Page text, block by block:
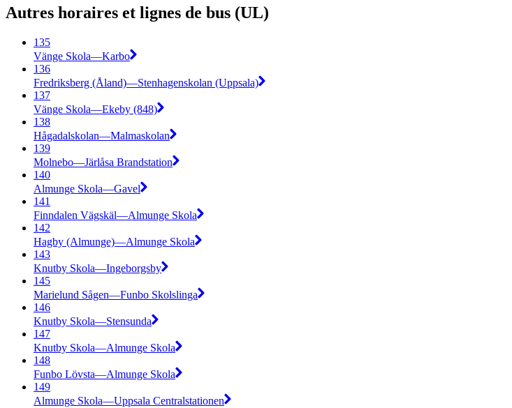
Autres horaires et lignes de bus (UL)
135
Vänge Skola—Karbo
136
Fredriksberg (Åland)—Stenhagenskolan (Uppsala)
137
Vänge Skola—Ekeby (848)
138
Hågadalskolan—Malmaskolan
139
Molnebo—Järlåsa Brandstation
140
Almunge Skola—Gavel
141
Finndalen Vägskäl—Almunge Skola
142
Hagby (Almunge)—Almunge Skola
143
Knutby Skola—Ingeborgsby
145
Marielund Sågen—Funbo Skolslinga
146
Knutby Skola—Stensunda
147
Knutby Skola—Almunge Skola
148
Funbo Lövsta—Almunge Skola
149
Almunge Skola—Uppsala Centralstationen